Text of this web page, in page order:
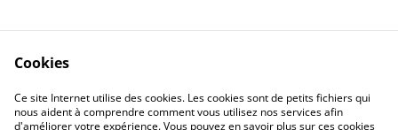
Contact Us
Legal Terms
Privacy Policy
Cookie Policy
Cookies
Ce site Internet utilise des cookies. Les cookies sont de petits fichiers qui
nous aident à comprendre comment vous utilisez nos services afin
d'améliorer votre expérience. Vous pouvez en savoir plus sur ces cookies